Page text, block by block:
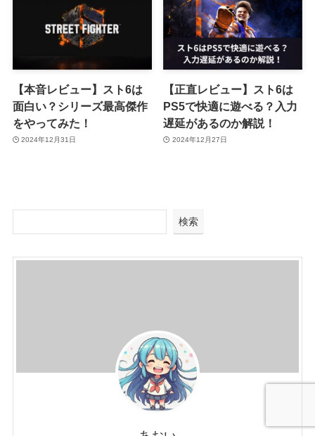
【本音レビュー】スト6は
面白い？シリーズ最高傑作
をやってみた！
2024年12月31日
【正直レビュー】スト6は
PS5で快適に遊べる？入力
遅延があるのか解説！
2024年12月27日
検索